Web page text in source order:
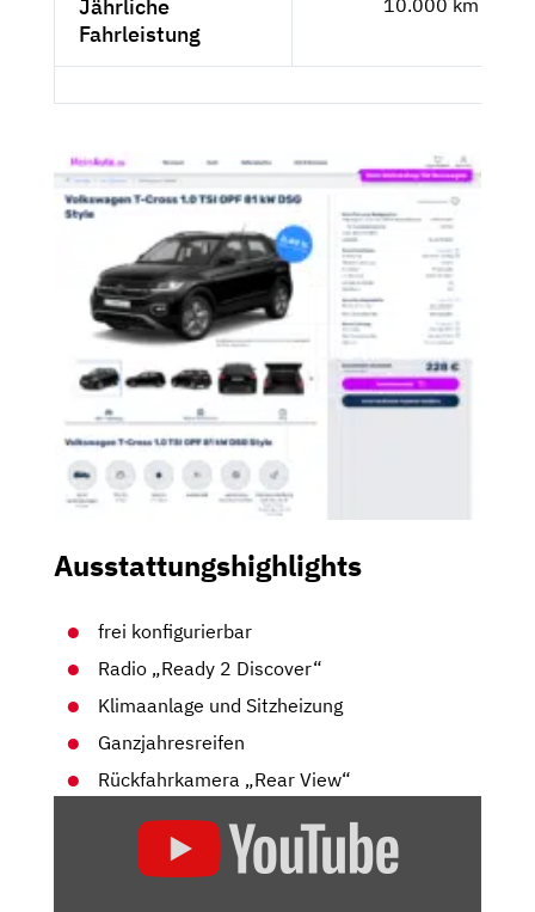
Jährliche
Fahrleistung
10.000 km
Ausstattungshighlights
frei konfigurierbar
Radio „Ready 2 Discover“
Klimaanlage und Sitzheizung
Ganzjahresreifen
Rückfahrkamera „Rear View“